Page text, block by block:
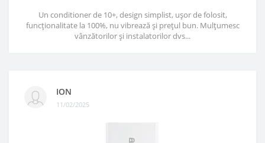
Un conditioner de 10+, design simplist, ușor de folosit,
funcționalitate la 100%, nu vibrează și prețul bun. Mulțumesc
vânzătorilor și instalatorilor dvs...
ION
11/02/2025